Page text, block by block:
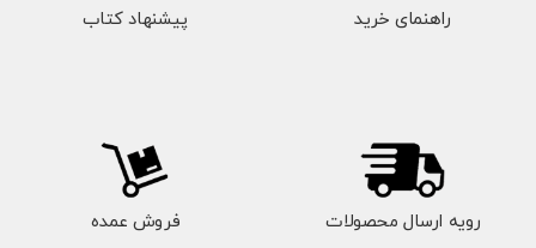
راهنمای خرید پیشنهاد کتاب
رویه ارسال محصولات فروش عمده